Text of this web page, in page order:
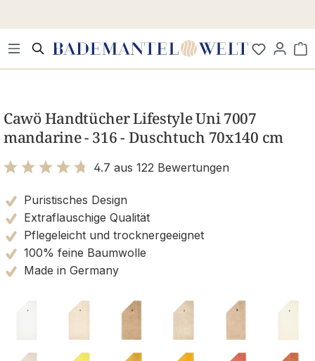
Cawö Handtücher Lifestyle Uni 7007
mandarine - 316 - Duschtuch 70x140 cm
4.7 aus 122 Bewertungen
Puristisches Design
Extraflauschige Qualität
Pflegeleicht und trocknergeeignet
100% feine Baumwolle
Made in Germany